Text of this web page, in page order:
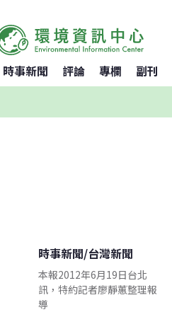
時事新聞 評論 專欄 副刊
時事新聞/台灣新聞
本報2012年6月19日台北
訊，特約記者廖靜蕙整理報
導